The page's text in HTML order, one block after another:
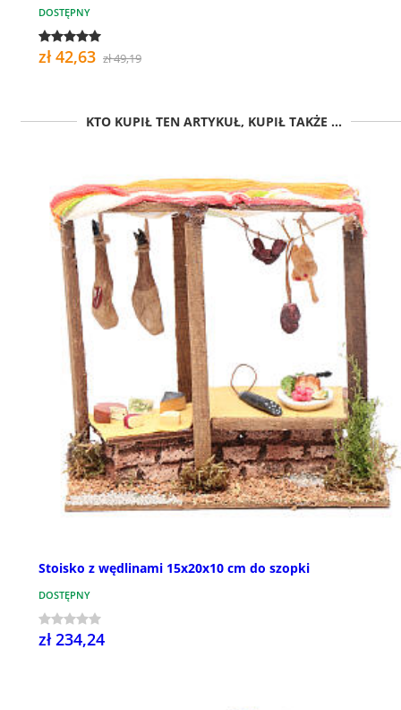
DOSTĘPNY
zł 42,63 zł 49,19
KTO KUPIŁ TEN ARTYKUŁ, KUPIŁ TAKŻE ...
Stoisko z wędlinami 15x20x10 cm do szopki
DOSTĘPNY
zł 234,24